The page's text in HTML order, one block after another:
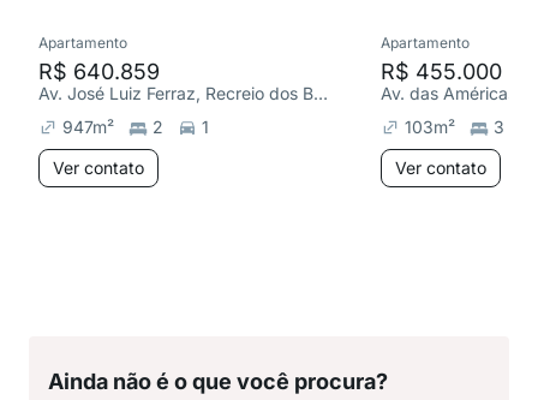
Apartamento
R$ 640.859
Av. José Luiz Ferraz, Recreio dos Bandeirantes
947m² 2
1
Ver contato
Apartamento
R$ 455.000
103m²
3
Ver contato
Ainda não é o que você procura?